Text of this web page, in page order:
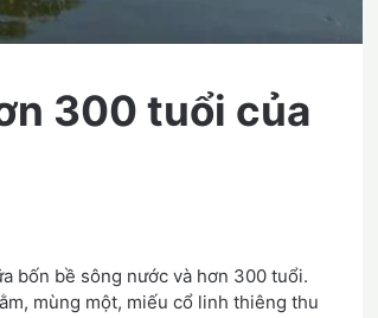
300 tuổi của
bốn bề sông nước và hơn 300 tuổi.
mùng một, miếu cổ linh thiêng thu